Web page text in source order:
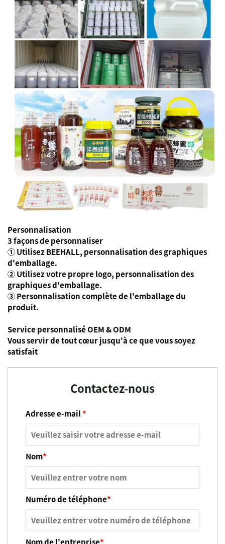
Personnalisation
3 façons de personnaliser
① Utilisez BEEHALL, personnalisation des graphiques
d'emballage.
② Utilisez votre propre logo, personnalisation des
graphiques d'emballage.
③ Personnalisation complète de l'emballage du
produit.
Service personnalisé OEM & ODM
Vous servir de tout cœur jusqu'à ce que vous soyez
satisfait
Contactez-nous
Adresse e-mail*
Nom*
Numéro de téléphone*
Nom de l'entreprise*